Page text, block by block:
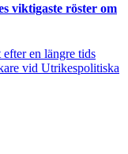
viktigaste röster om
en längre tids
vid Utrikespolitiska